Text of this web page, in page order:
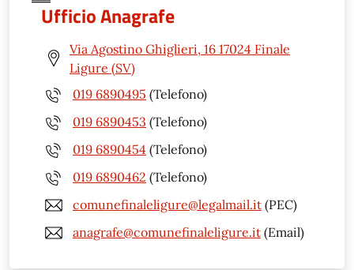
Ufficio Anagrafe
Via Agostino Ghiglieri, 16 17024 Finale
Ligure (SV)
019 6890495 (Telefono)
019 6890453 (Telefono)
019 6890454 (Telefono)
019 6890462 (Telefono)
comunefinaleligure@legalmail.it (PEC)
anagrafe@comunefinaleligure.it (Email)